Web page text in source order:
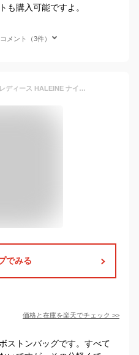
も購入可能ですよ。
メント（3件）
【楽天1位】ボストンバッグ レディース HALEINE ナイロン 栃木レザー たつのレザー 大人 軽い 軽量 レッド ブラウン ネイビー ブラック A4 本革 スポーツバッグ ヌメ革 マザーズバッグ 一泊二日 日本製 旅行バッグ 修学旅行 トラベルバッグ 大容量 ブランド 4FB (07000073r)
でみる
価格と在庫を楽天でチェック >>
ストンバッグです。すべて